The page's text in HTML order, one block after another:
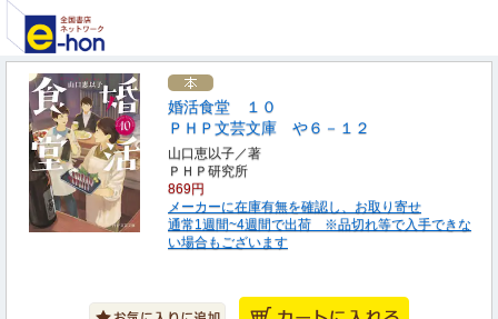
婚活食堂 １０
ＰＨＰ文芸文庫 や６－１２
山口恵以子／著
ＰＨＰ研究所
869円
メーカーに在庫有無を確認し、お取り寄せ
通常1週間~4週間で出荷 ※品切れ等で入手できな
い場合もございます